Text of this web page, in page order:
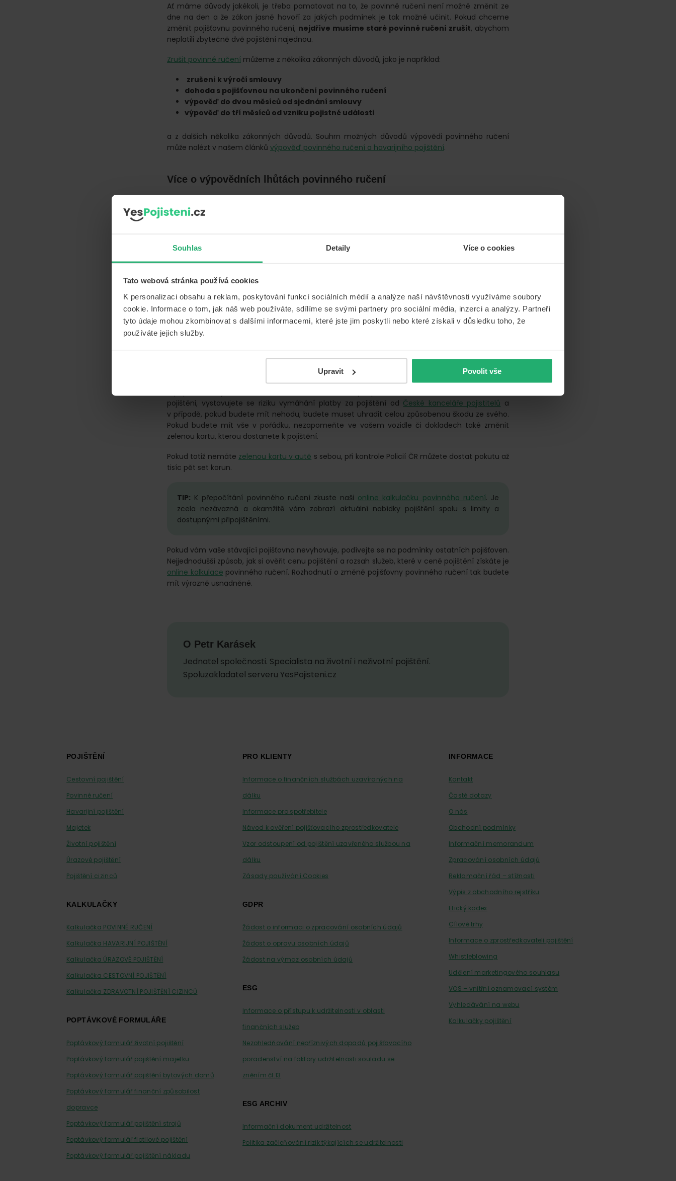
Souhlas Detaily Více o cookies
Tato webová stránka používá cookies
K personalizaci obsahu a reklam, poskytování funkcí sociálních médií a analýze naší návštěvnosti využíváme soubory
cookie. Informace o tom, jak náš web používáte, sdílíme se svými partnery pro sociální média, inzerci a analýzy. Partneři
tyto údaje mohou zkombinovat s dalšími informacemi, které jste jim poskytli nebo které získali v důsledku toho, že
používáte jejich služby.
Upravit Povolit vše
Ať máme důvody jakékoli, je třeba pamatovat na to, že povinné ručení není možné změnit ze
dne na den a že zákon jasně hovoří za jakých podmínek je tak možné učinit. Pokud chceme
změnit pojišťovnu povinného ručení, nejdříve musíme staré povinné ručení zrušit, abychom
neplatili zbytečně dvě pojištění najednou.
Zrušit povinné ručení můžeme z několika zákonných důvodů, jako je například:
zrušení k výročí smlouvy
dohoda s pojišťovnou na ukončení povinného ručení
výpověď do dvou měsíců od sjednání smlouvy
výpověď do tří měsíců od vzniku pojistné události
a z dalších několika zákonných důvodů. Souhrn možných důvodů výpovědi povinného ručení
může nalézt v našem článků výpověď povinného ručení a havarijního pojištění.
Více o výpovědních lhůtách povinného ručení
Vzor výpovědi ke konci pojistného období ke stažení
Změna pojišťovny, změna povinného ručení aneb na co si dát pozor
Pokud máme tedy zájem o změnu pojišťovny povinného ručení a naše výpověď byla stávající
pojišťovnou přijata, je třeba si sjednat nové pojištění u nové pojišťovny, kterou jsme si vybrali.
Je velice důležité u změny pojišťovny dbát na datum ukončení původní smlouvy povinného
ručení a datum počátku smlouvy nové.
Nezapomenout na ukončení staré smlouvy o povinném ručení
pojištěni, vystavujete se riziku vymáhání platby za pojištění od České kanceláře pojistitelů a
v případě, pokud budete mít nehodu, budete muset uhradit celou způsobenou škodu ze svého.
Pokud budete mít vše v pořádku, nezapomeňte ve vašem vozidle či dokladech také změnit
zelenou kartu, kterou dostanete k pojištění.
Pokud totiž nemáte zelenou kartu v autě s sebou, při kontrole Policií ČR můžete dostat pokutu až
tisíc pět set korun.
TIP: K přepočítání povinného ručení zkuste naši online kalkulačku povinného ručení. Je
zcela nezávazná a okamžitě vám zobrazí aktuální nabídky pojištění spolu s limity a
dostupnými připojištěními.
Pokud vám vaše stávající pojišťovna nevyhovuje, podívejte se na podmínky ostatních pojišťoven.
Nejjednodušší způsob, jak si ověřit cenu pojištění a rozsah služeb, které v ceně pojištění získáte je
online kalkulace povinného ručení. Rozhodnutí o změně pojišťovny povinného ručení tak budete
mít výrazně usnadněné.
O Petr Karásek
Jednatel společnosti. Specialista na životní i neživotní pojištění.
Spoluzakladatel serveru YesPojisteni.cz
POJIŠTĚNÍ
Cestovní pojištění
Povinné ručení
Havarijní pojištění
Majetek
Životní pojištění
Úrazové pojištění
Pojištění cizinců
KALKULAČKY
Kalkulačka POVINNÉ RUČENÍ
Kalkulačka HAVARIJNÍ POJIŠTĚNÍ
Kalkulačka ÚRAZOVÉ POJIŠTĚNÍ
Kalkulačka CESTOVNÍ POJIŠTĚNÍ
Kalkulačka ZDRAVOTNÍ POJIŠTĚNÍ CIZINCŮ
POPTÁVKOVÉ FORMULÁŘE
Poptávkový formulář životní pojištění
Poptávkový formulář pojištění majetku
Poptávkový formulář pojištění bytových domů
Poptávkový formulář finanční způsobilost
dopravce
Poptávkový formulář pojištění strojů
Poptávkový formulář flotilové pojištění
Poptávkový formulář pojištění nákladu
PRO KLIENTY
Informace o finančních službách uzavíraných na
dálku
Informace pro spotřebitele
Návod k ověření pojišťovacího zprostředkovatele
Vzor odstoupení od pojištění uzavřeného službou na
dálku
Zásady používání Cookies
GDPR
Žádost o informaci o zpracování osobních údajů
Žádost o opravu osobních údajů
Žádost na výmaz osobních údajů
ESG
Informace o přístupu k udržitelnosti v oblasti
finančních služeb
Nezohledňování nepříznivých dopadů pojišťovacího
poradenství na faktory udržitelnosti souladu se
zněním čl.13
ESG ARCHIV
Informační dokument udržitelnost
Politika začleňování rizik týkajících se udržitelnosti
INFORMACE
Kontakt
Časté dotazy
O nás
Obchodní podmínky
Informační memorandum
Zpracování osobních údajů
Reklamační řád – stížnosti
Výpis z obchodního rejstříku
Etický kodex
Cílové trhy
Informace o zprostředkovateli pojištění
Whistleblowing
Udělení marketingového souhlasu
VOS – vnitřní oznamovací systém
Vyhledávání na webu
Kalkulačky pojištění